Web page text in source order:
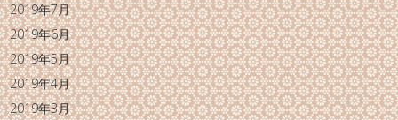
2019年7月
2019年6月
2019年5月
2019年4月
2019年3月